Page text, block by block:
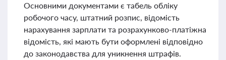
Основними документами є табель обліку
робочого часу, штатний розпис, відомість
нарахування зарплати та розрахунково-платіжна
відомість, які мають бути оформлені відповідно
до законодавства для уникнення штрафів.